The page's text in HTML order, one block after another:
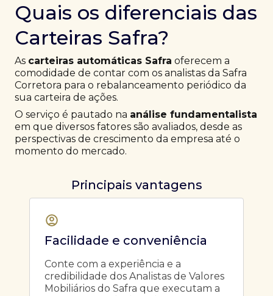
Quais os diferenciais das
Carteiras Safra?
As carteiras automáticas Safra oferecem a
comodidade de contar com os analistas da Safra
Corretora para o rebalanceamento periódico da
sua carteira de ações.
O serviço é pautado na análise fundamentalista
em que diversos fatores são avaliados, desde as
perspectivas de crescimento da empresa até o
momento do mercado.
Principais vantagens
Facilidade e conveniência
Conte com a experiência e a
credibilidade dos Analistas de Valores
Mobiliários do Safra que executam a